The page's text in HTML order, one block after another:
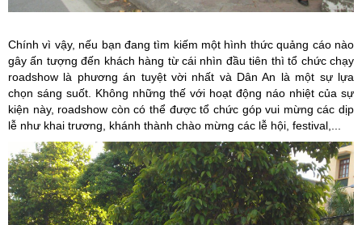
Chính vì vậy, nếu bạn đang tìm kiếm một hình thức quảng cáo nào
gây ấn tượng đến khách hàng từ cái nhìn đầu tiên thì tổ chức chạy
roadshow là phương án tuyệt vời nhất và Dân An là một sự lựa
chọn sáng suốt. Không những thế với hoạt động náo nhiệt của sự
kiện này, roadshow còn có thể được tổ chức góp vui mừng các dịp
lễ như khai trương, khánh thành chào mừng các lễ hội, festival,...